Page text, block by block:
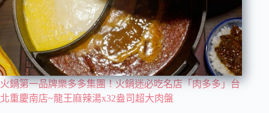
火鍋第一品牌樂多多集團！火鍋迷必吃名店「肉多多」台
北重慶南店~龍王麻辣湯x32盎司超大肉盤